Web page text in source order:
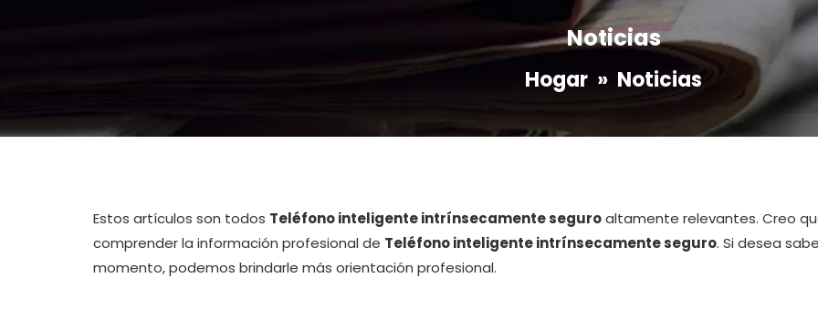
Noticias
Hogar » Noticias
Estos artículos son todos Teléfono inteligente intrínsecamente seguroaltamente relevantes. Creo
comprender la información profesional de Teléfono inteligente intrínsecamente seguro. Si desea
momento, podemos brindarle más orientación profesional.